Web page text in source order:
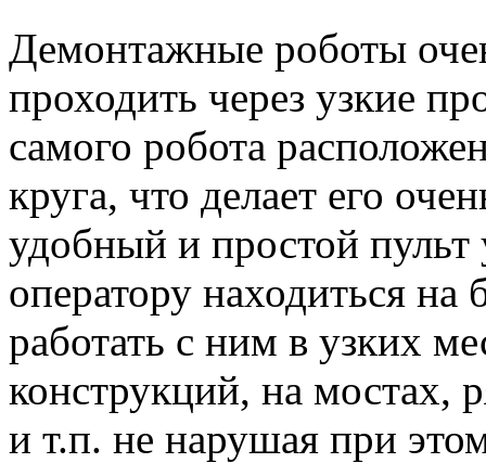
Демонтажные роботы
проходить через узкие
самого робота
круга, что делает его
удобный и простой пульт
оператору находиться на
работать с ним в узких
конструкций, на мостах,
и т.п. не нарушая при